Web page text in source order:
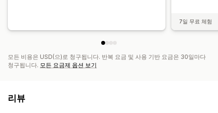
7일 무료 체험
모든 비용은 USD(으)로 청구됩니다. 반복 요금 및 사용 기반 요금은 30일마다
청구됩니다. 모든 요금제 옵션 보기
리뷰